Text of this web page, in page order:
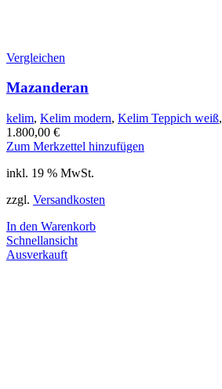
Vergleichen
Mazanderan
kelim, Kelim modern, Kelim Teppich weiß,
1.800,00 €
Zum Merkzettel hinzufügen
inkl. 19 % MwSt.
zzgl. Versandkosten
In den Warenkorb
Schnellansicht
Ausverkauft